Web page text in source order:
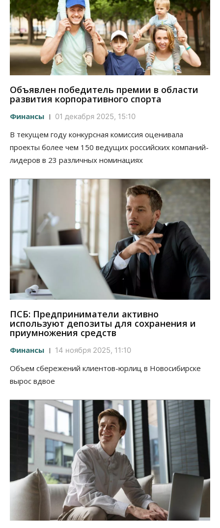
Объявлен победитель премии в области
развития корпоративного спорта
Финансы 01 декабря 2025, 15:10
В текущем году конкурсная комиссия оценивала
проекты более чем 150 ведущих российских компаний-
лидеров в 23 различных номинациях
ПСБ: Предприниматели активно
используют депозиты для сохранения и
приумножения средств
Финансы 14 ноября 2025, 11:10
Объем сбережений клиентов-юрлиц в Новосибирске
вырос вдвое